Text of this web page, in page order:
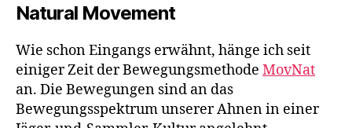
Natural Movement
Wie schon Eingangs erwähnt, hänge ich seit
einiger Zeit der Bewegungsmethode MovNat
an. Die Bewegungen sind an das
Bewegungsspektrum unserer Ahnen in einer